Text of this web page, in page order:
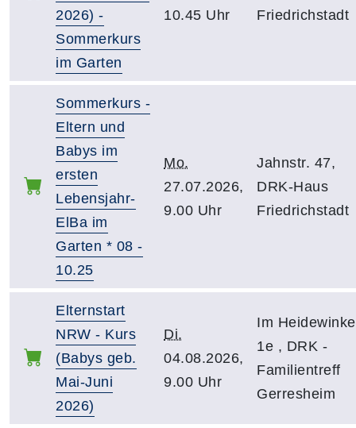
2026) -
Sommerkurs
im Garten
10.45 Uhr
Friedrichstadt
Sommerkurs -
Eltern und
Babys im
ersten
Lebensjahr-
ElBa im
Garten * 08 -
10.25
Mo.
27.07.2026,
9.00 Uhr
Jahnstr. 47,
DRK-Haus
Friedrichstadt
Elternstart
NRW - Kurs
(Babys geb.
Mai-Juni
2026)
Di.
04.08.2026,
9.00 Uhr
Im
1e , DRK -
Familientreff
Gerresheim